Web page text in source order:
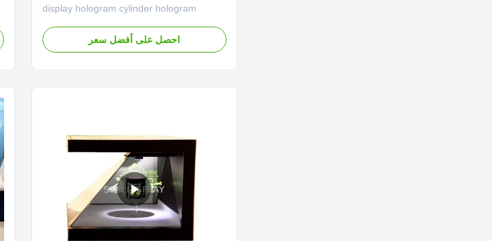
display hologram cylinder hologram
also called three-dimensional holographic
image and holographic three-dimensional
احصل على أفضل سعر